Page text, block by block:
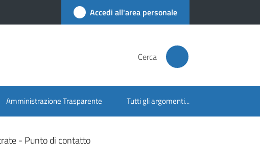
Accedi all'area personale
Cerca
Amministrazione Trasparente Tutti gli argomenti...
- Punto di contatto